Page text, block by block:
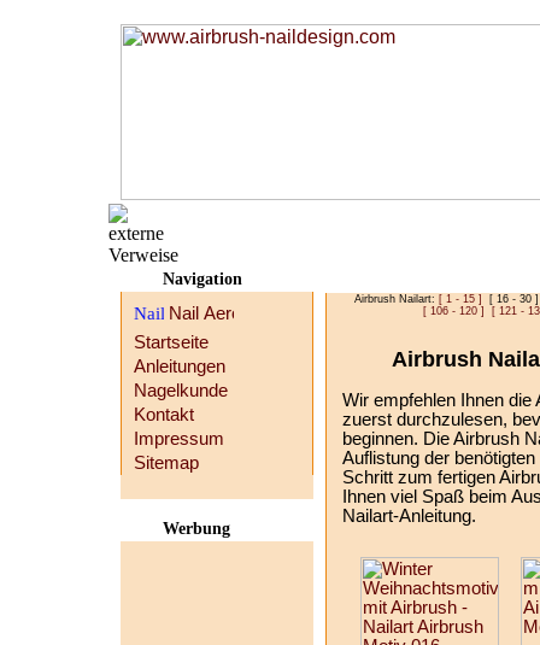
Airbrush Nailart: [ 1 - 15 ]
[ 16 - 30
[ 106 - 120 ]
[ 121 -
Airbrush
Wir empfehlen Ihnen die
zuerst durchzulesen,
beginnen. Die Airbrush
Auflistung der
Schritt zum fertigen
Ihnen viel Spaß beim
Nailart-Anleitung.
Navigation
Startseite
Anleitungen
Nagelkunde
Kontakt
Impressum
Sitemap
Werbung